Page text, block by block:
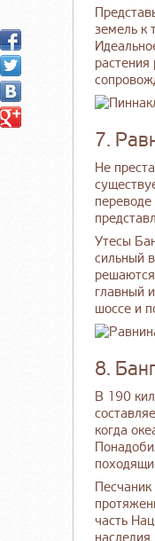
земель к
растения
7.
Не
Утесы
сильный
главный
шоссе и
8.
В 190
когда
часть